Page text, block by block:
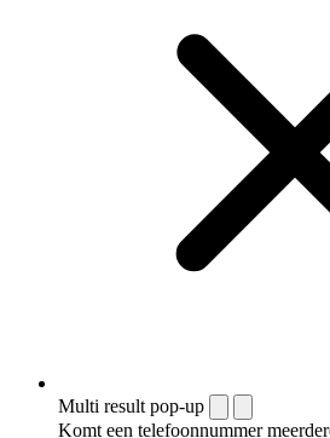
Multi result pop-up
Komt een telefoonnummer